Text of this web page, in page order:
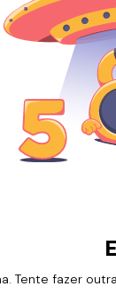
Tente fazer